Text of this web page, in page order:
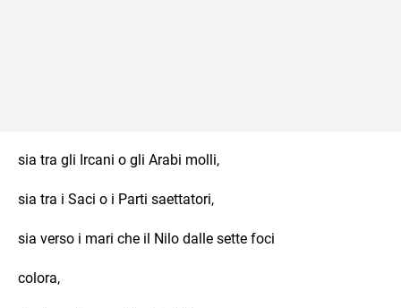
sia tra gli Ircani o gli Arabi molli,
sia tra i Saci o i Parti saettatori,
sia verso i mari che il Nilo dalle sette foci
colora,